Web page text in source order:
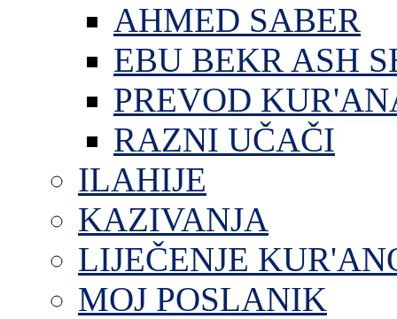
AHMED SABER
EBU BEKR ASH
PREVOD
RAZNI UČAČI
ILAHIJE
KAZIVANJA
LIJEČENJE
MOJ POSLANIK